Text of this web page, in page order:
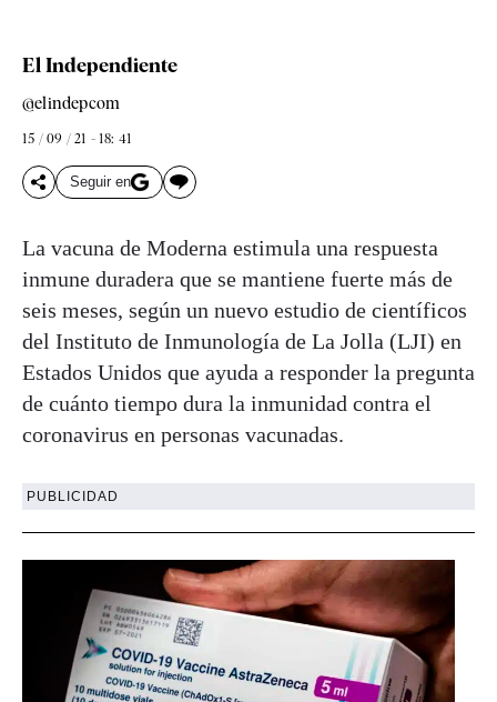
El Independiente
@elindepcom
15 / 09 / 21 - 18: 41
Seguir en
La vacuna de Moderna estimula una respuesta
inmune duradera que se mantiene fuerte más de
seis meses, según un nuevo estudio de científicos
del Instituto de Inmunología de La Jolla (LJI) en
Estados Unidos que ayuda a responder la pregunta
de cuánto tiempo dura la inmunidad contra el
coronavirus en personas vacunadas.
PUBLICIDAD